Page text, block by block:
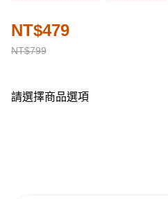
NT$799
NT$479
請選擇商品選項